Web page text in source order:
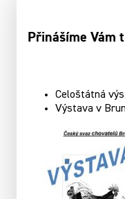
Přinášíme Vám
Celoštátná
Výstava v